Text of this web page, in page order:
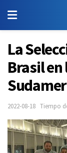
La
Brasil
2022-08-18 Tiempo